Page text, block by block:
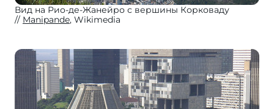
Вид на Рио-де-Жанейро с вершины Корковаду
Manipande, Wikimedia